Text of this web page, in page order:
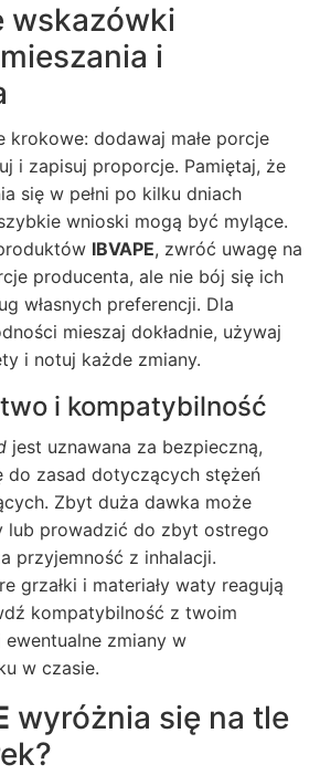
wskazówki
i
krokowe: dodawaj małe porcje
i zapisuj proporcje. Pamiętaj, że
się w pełni po kilku dniach
wnioski mogą być mylące.
IBVAPE, zwróć uwagę na
producenta, ale nie bój się ich
własnych preferencji. Dla
mieszaj dokładnie, używaj
i notuj każde zmiany.
i kompatybilność
jest uznawana za bezpieczną,
do zasad dotyczących stężeń
Zbyt duża dawka może
lub prowadzić do zbyt ostrego
przyjemność z inhalacji.
grzałki i materiały waty reagują
kompatybilność z twoim
ewentualne zmiany w
w czasie.
wyróżnia się na tle